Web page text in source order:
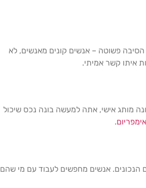
מבריקים. הסיבה פשוטה – אנשים קונים מאנשים, לא
איתו קשר אמיתי.
מותג אישי, אתה למעשה בונה נכס שיכול
אימפריום.
אנשים מחפשים לעבוד עם מי שהם